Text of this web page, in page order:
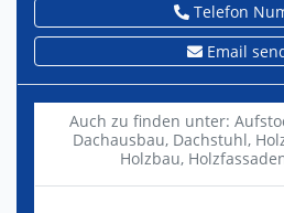
Telefon
Email
Auch zu finden unter:
Dachausbau, Dachstuhl,
Holzbau,